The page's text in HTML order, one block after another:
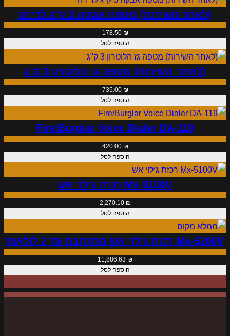
ל
פ
י
נ
ק
ר
י
ם
t
y
p
e
3
)
(לאחר השירות) מטפה אבקה 3 ק"ג לדירה
178.50 ₪
הוספה לסל
(לאחר השירות) מטפה גז הלוטרון 3 ק"ג
735.00 ₪
הוספה לסל
Fire/Burglar Voice Dialer DA-119
420.00 ₪
הוספה לסל
Mx-5100V רכזת גילוי אש
2,270.10 ₪
הוספה לסל
Mx-5200V רכזת גילוי אש מתרחבת עד 2 לולאות
11,886.63 ₪
הוספה לסל